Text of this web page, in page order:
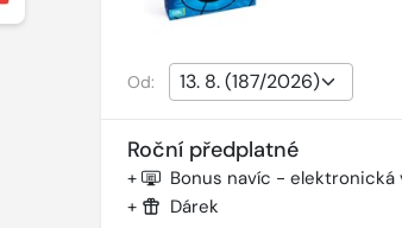
Od:
Roční předplatné
+ Bonus navíc - elektronická
+
Dárek